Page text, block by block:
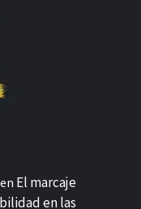
en El marcaje
en las